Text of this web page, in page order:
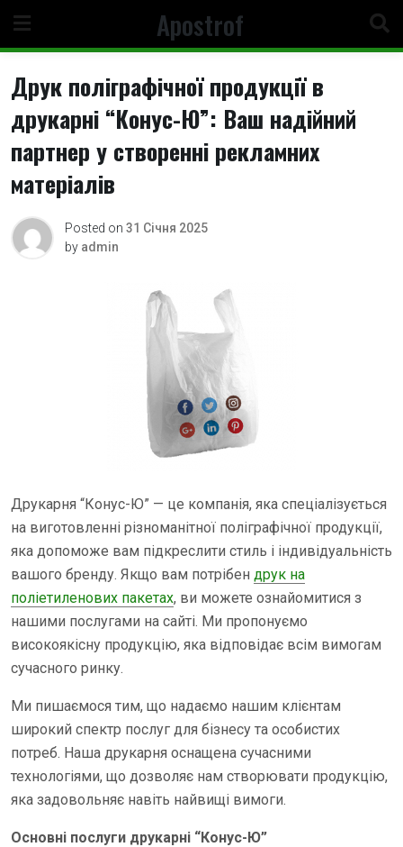
content
Apostrof
Друк поліграфічної продукції в
друкарні “Конус-Ю”: Ваш надійний
партнер у створенні рекламних
матеріалів
Posted on 31 Січня 2025
by admin
Друкарня “Конус-Ю” — це компанія, яка спеціалізується
на виготовленні різноманітної поліграфічної продукції,
яка допоможе вам підкреслити стиль і індивідуальність
вашого бренду. Якщо вам потрібен друк на
поліетиленових пакетах, ви можете ознайомитися з
нашими послугами на сайті. Ми пропонуємо
високоякісну продукцію, яка відповідає всім вимогам
сучасного ринку.
Ми пишаємося тим, що надаємо нашим клієнтам
широкий спектр послуг для бізнесу та особистих
потреб. Наша друкарня оснащена сучасними
технологіями, що дозволяє нам створювати продукцію,
яка задовольняє навіть найвищі вимоги.
Основні послуги друкарні “Конус-Ю”